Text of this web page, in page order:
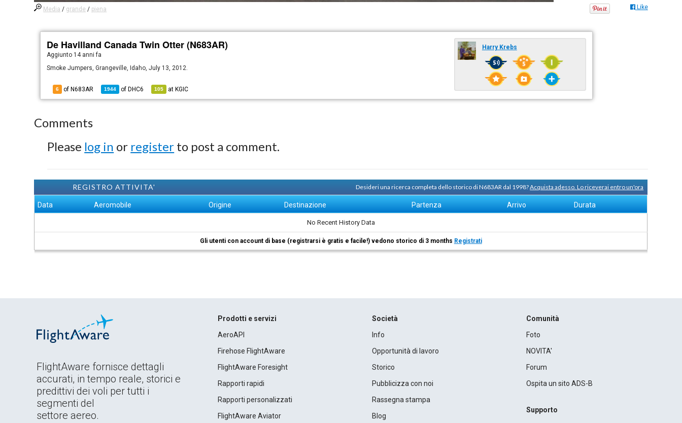
Media / grande / piena Like
De Havilland Canada Twin Otter (N683AR)
Aggiunto 14 anni fa
Smoke Jumpers, Grangeville, Idaho, July 13, 2012.
6 of N683AR 1944 of DHC6 105 at KGIC
Harry Krebs
Comments
Please log in or register to post a comment.
REGISTRO ATTIVITA' Desideri una ricerca completa dello storico di N683AR dal 1998?Acquista adesso. Lo riceverai entro un'ora
Data Aeromobile Origine Destinazione Partenza Arrivo Durata
No Recent History Data
Gli utenti con account di base (registrarsi è gratis e facile!) vedono storico di 3 months Registrati
FlightAware fornisce dettagli
accurati, in tempo reale, storici e
predittivi dei voli per tutti i
segmenti del
settore aereo.
Prodotti e servizi
AeroAPI
Firehose FlightAware
FlightAware Foresight
Rapporti rapidi
Rapporti personalizzati
FlightAware Aviator
Società
Info
Opportunità di lavoro
Storico
Pubblicizza con noi
Rassegna stampa
Blog
Comunità
Foto
NOVITA'
Forum
Ospita un sito ADS-B
Supporto